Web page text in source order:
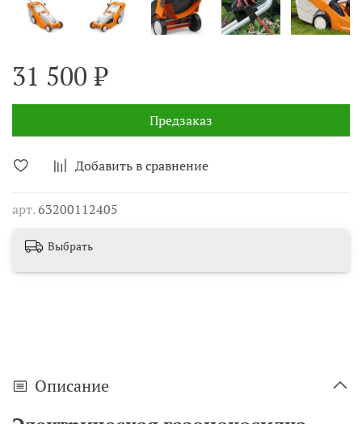
Добавить в сравнение
арт.63200112405
31 500 ₽
Предзаказ
Выбрать
Описание